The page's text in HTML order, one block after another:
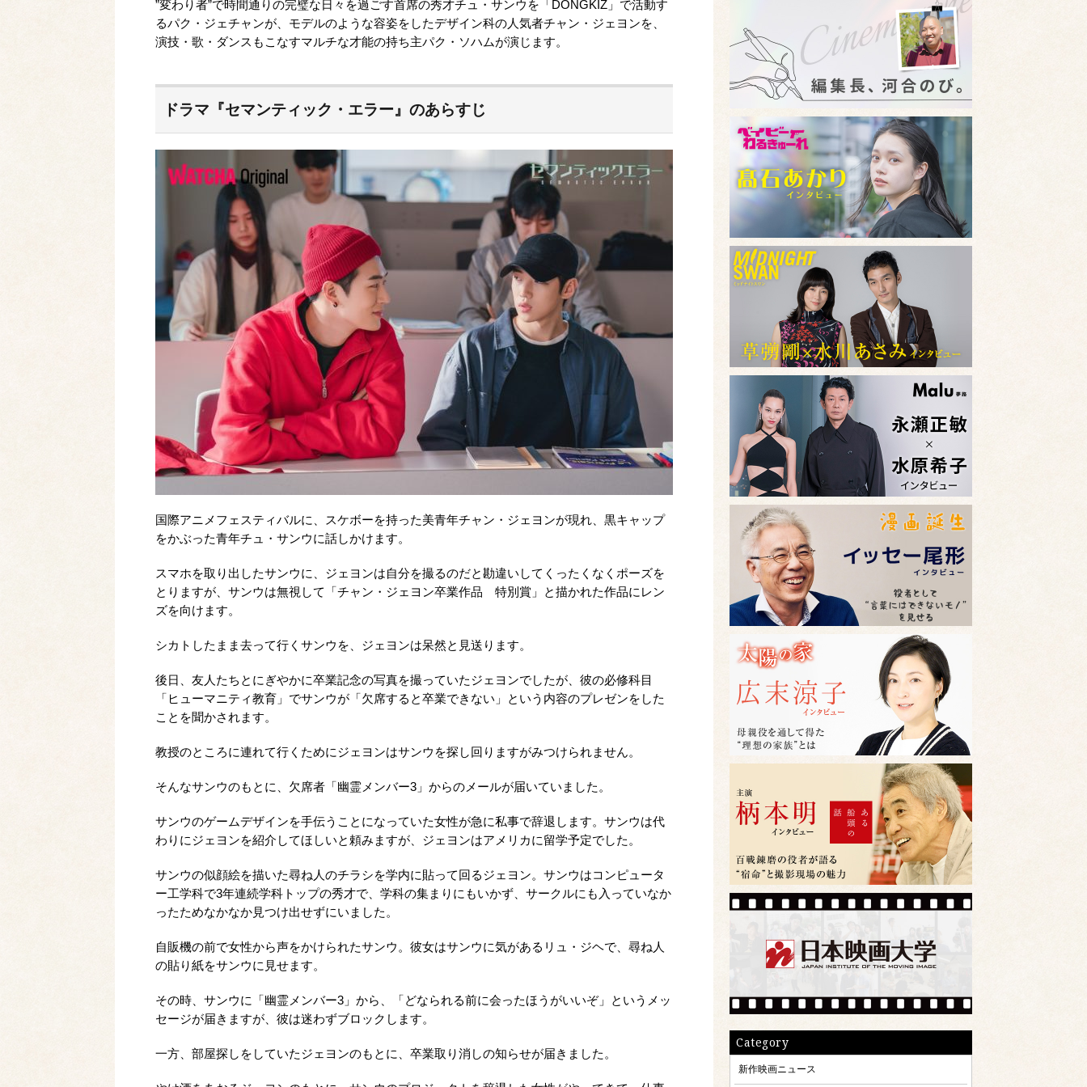
”変わり者”で時間通りの完璧な日々を過ごす首席の秀才チュ・サンウを「DONGKIZ」で活動す
るパク・ジェチャンが、モデルのような容姿をしたデザイン科の人気者チャン・ジェヨンを、
演技・歌・ダンスもこなすマルチな才能の持ち主パク・ソハムが演じます。
ドラマ『セマンティック・エラー』のあらすじ
国際アニメフェスティバルに、スケボーを持った美青年チャン・ジェヨンが現れ、黒キャップ
をかぶった青年チュ・サンウに話しかけます。
スマホを取り出したサンウに、ジェヨンは自分を撮るのだと勘違いしてくったくなくポーズを
とりますが、サンウは無視して「チャン・ジェヨン卒業作品 特別賞」と描かれた作品にレン
ズを向けます。
シカトしたまま去って行くサンウを、ジェヨンは呆然と見送ります。
後日、友人たちとにぎやかに卒業記念の写真を撮っていたジェヨンでしたが、彼の必修科目
「ヒューマニティ教育」でサンウが「欠席すると卒業できない」という内容のプレゼンをした
ことを聞かされます。
教授のところに連れて行くためにジェヨンはサンウを探し回りますがみつけられません。
そんなサンウのもとに、欠席者「幽霊メンバー3」からのメールが届いていました。
サンウのゲームデザインを手伝うことになっていた女性が急に私事で辞退します。サンウは代
わりにジェヨンを紹介してほしいと頼みますが、ジェヨンはアメリカに留学予定でした。
サンウの似顔絵を描いた尋ね人のチラシを学内に貼って回るジェヨン。サンウはコンピュータ
ー工学科で3年連続学科トップの秀才で、学科の集まりにもいかず、サークルにも入っていなか
ったためなかなか見つけ出せずにいました。
自販機の前で女性から声をかけられたサンウ。彼女はサンウに気があるリュ・ジヘで、尋ね人
の貼り紙をサンウに見せます。
その時、サンウに「幽霊メンバー3」から、「どなられる前に会ったほうがいいぞ」というメッ
セージが届きますが、彼は迷わずブロックします。
一方、部屋探しをしていたジェヨンのもとに、卒業取り消しの知らせが届きました。
Category
新作映画ニュース